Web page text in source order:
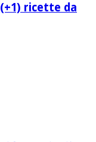
ricette da